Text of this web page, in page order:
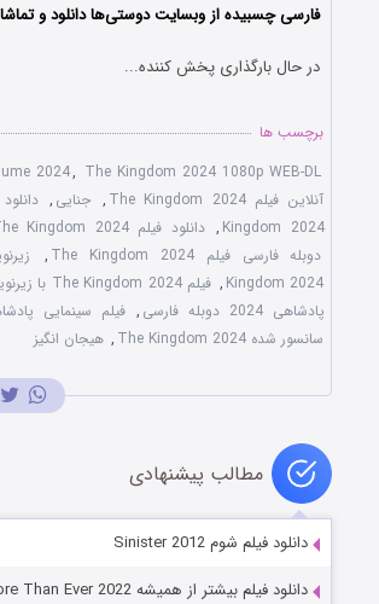
فارسی چسبیده از وبسایت دوستی‌ها دانلود و
در حال بارگذاری پخش کننده...
برچسب ها
2024, The Kingdom 2024 1080p WEB-DL
آنلاین فیلم The Kingdom 2024
, جنایی ,
Kingdom 2024
, دانلود فیلم The Kingdom 2024 کینگدام
دوبله فارسی فیلم The Kingdom 2024
,
Kingdom 2024
, فیلم The Kingdom 2024 با زیرنویس چسبیده
پادشاهی 2024 دوبله فارسی
, فیلم سینمایی پادشاهی
سانسور شده The Kingdom 2024
, هیجان انگیز
مطالب پیشنهادی
دانلود فیلم شوم Sinister 2012
دانلود فیلم بیشتر از همیشه More Than Ever 2022